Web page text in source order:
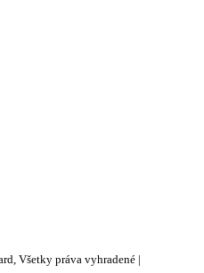
Všetky práva vyhradené |